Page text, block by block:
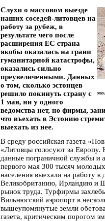
Слухи о массовом выезде
наших соседей-литовцев на
работу за рубеж, в
результате чего после
расширения ЕС страна
якобы оказалась на грани
гуманитарной катастрофы,
оказались сильно
преувеличенными. Данных
о том, сколько эстонцев
решило покинуть страну с
1 мая, ни у одного
ведомства нет, но фирмы,
что въехать в Эстонию
выехать из нее.
В среду российская газета
«Литовцы голосуют за Европу.
данные пограничной службы и
первого мая 300 тысяч
населения выехали на работу
Великобританию, Ирландию и
рынок труда. Турфирмы
Вильнюсский аэропорт в
вышеупомянутые земли
газета, критическим порогом